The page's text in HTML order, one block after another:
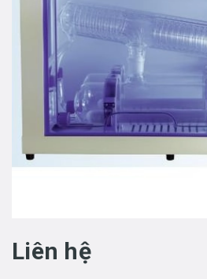
Liên hệ